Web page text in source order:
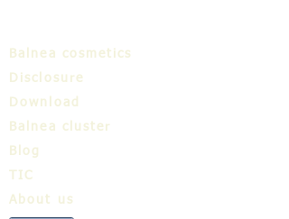
Balnea cosmetics
Disclosure
Download
Balnea cluster
Blog
TIC
About us